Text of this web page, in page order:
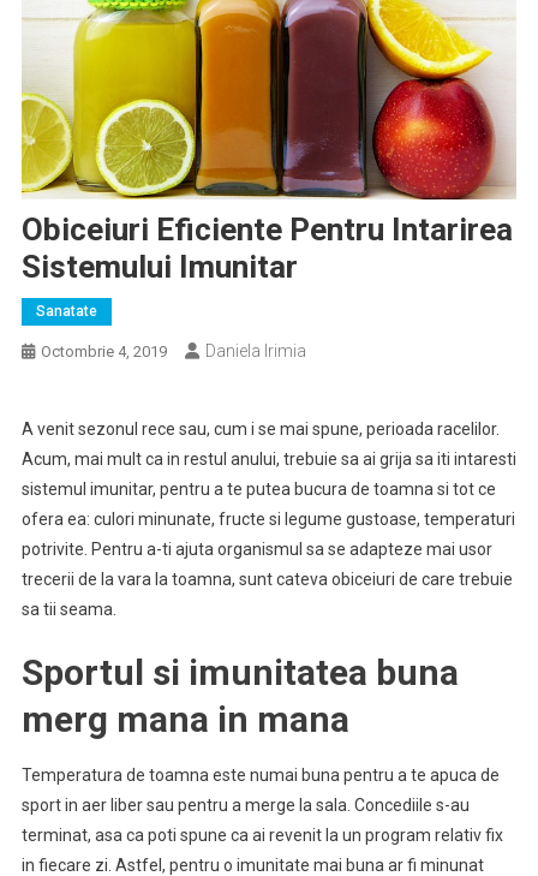
Obiceiuri Eficiente Pentru Intarirea
Sistemului Imunitar
Sanatate
Octombrie 4, 2019 Daniela Irimia
A venit sezonul rece sau, cum i se mai spune, perioada racelilor.
Acum, mai mult ca in restul anului, trebuie sa ai grija sa iti intaresti
sistemul imunitar, pentru a te putea bucura de toamna si tot ce
ofera ea: culori minunate, fructe si legume gustoase, temperaturi
potrivite. Pentru a-ti ajuta organismul sa se adapteze mai usor
trecerii de la vara la toamna, sunt cateva obiceiuri de care trebuie
sa tii seama.
Sportul si imunitatea buna
merg mana in mana
Temperatura de toamna este numai buna pentru a te apuca de
sport in aer liber sau pentru a merge la sala. Concediile s-au
terminat, asa ca poti spune ca ai revenit la un program relativ fix
in fiecare zi. Astfel, pentru o imunitate mai buna ar fi minunat